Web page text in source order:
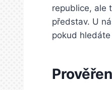
republice, ale
představ. U
pokud hledáte